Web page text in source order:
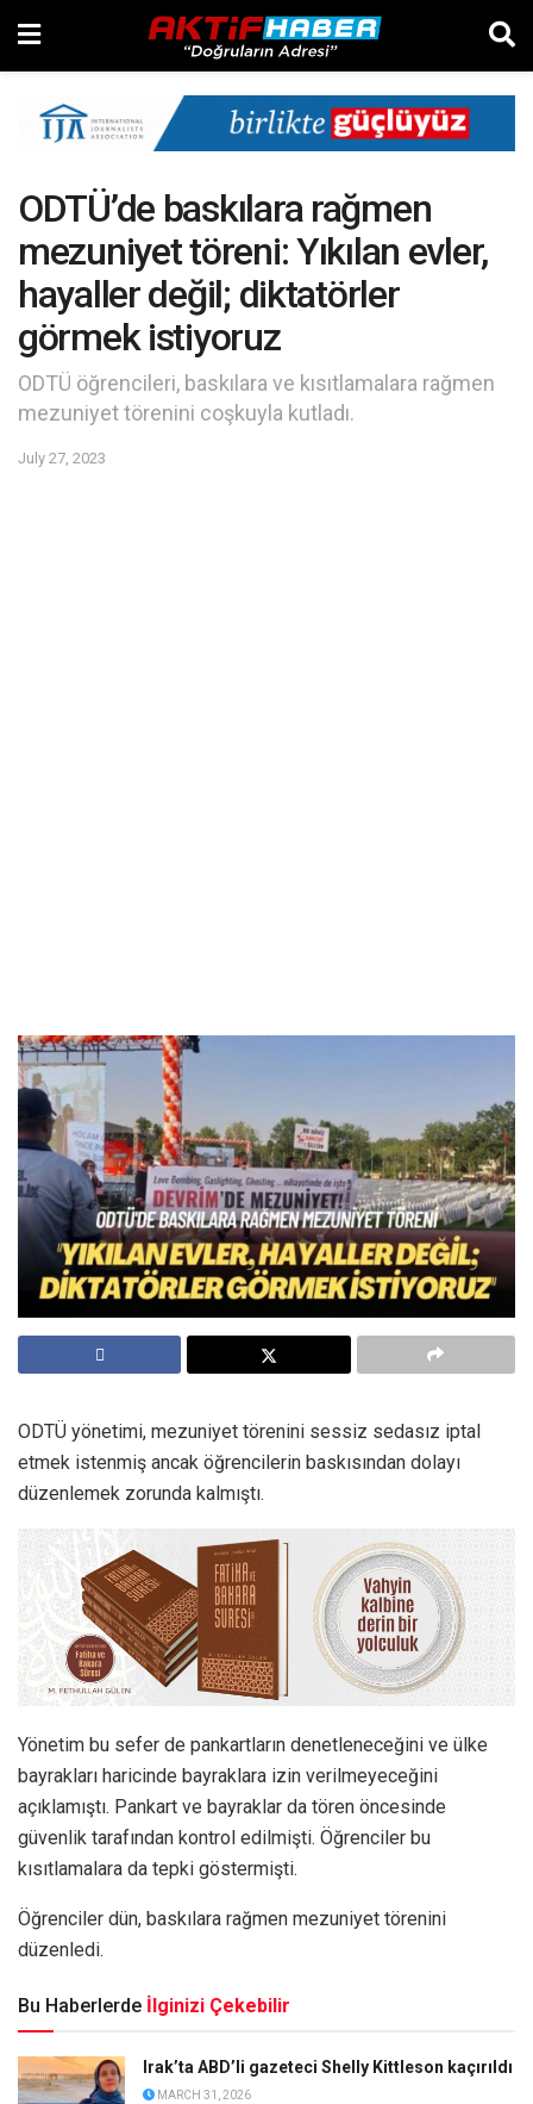
ODTÜ’de baskılara rağmen
mezuniyet töreni: Yıkılan evler,
hayaller değil; diktatörler
görmek istiyoruz
ODTÜ öğrencileri, baskılara ve kısıtlamalara rağmen
mezuniyet törenini coşkuyla kutladı.
July 27, 2023
ODTÜ yönetimi, mezuniyet törenini sessiz sedasız iptal
etmek istenmiş ancak öğrencilerin baskısından dolayı
düzenlemek zorunda kalmıştı.
Yönetim bu sefer de pankartların denetleneceğini ve ülke
bayrakları haricinde bayraklara izin verilmeyeceğini
açıklamıştı. Pankart ve bayraklar da tören öncesinde
güvenlik tarafından kontrol edilmişti. Öğrenciler bu
kısıtlamalara da tepki göstermişti.
Öğrenciler dün, baskılara rağmen mezuniyet törenini
düzenledi.
Bu Haberlerde İlginizi Çekebilir
Irak’ta ABD’li gazeteci Shelly Kittleson kaçırıldı
MARCH 31, 2026